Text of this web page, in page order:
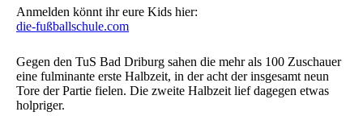
Anmelden könnt ihr eure Kids hier:
die-fußballschule.com
Gegen den TuS Bad Driburg sahen die mehr als 100 Zuschauer
eine fulminante erste Halbzeit, in der acht der insgesamt neun
Tore der Partie fielen. Die zweite Halbzeit lief dagegen etwas
holpriger.